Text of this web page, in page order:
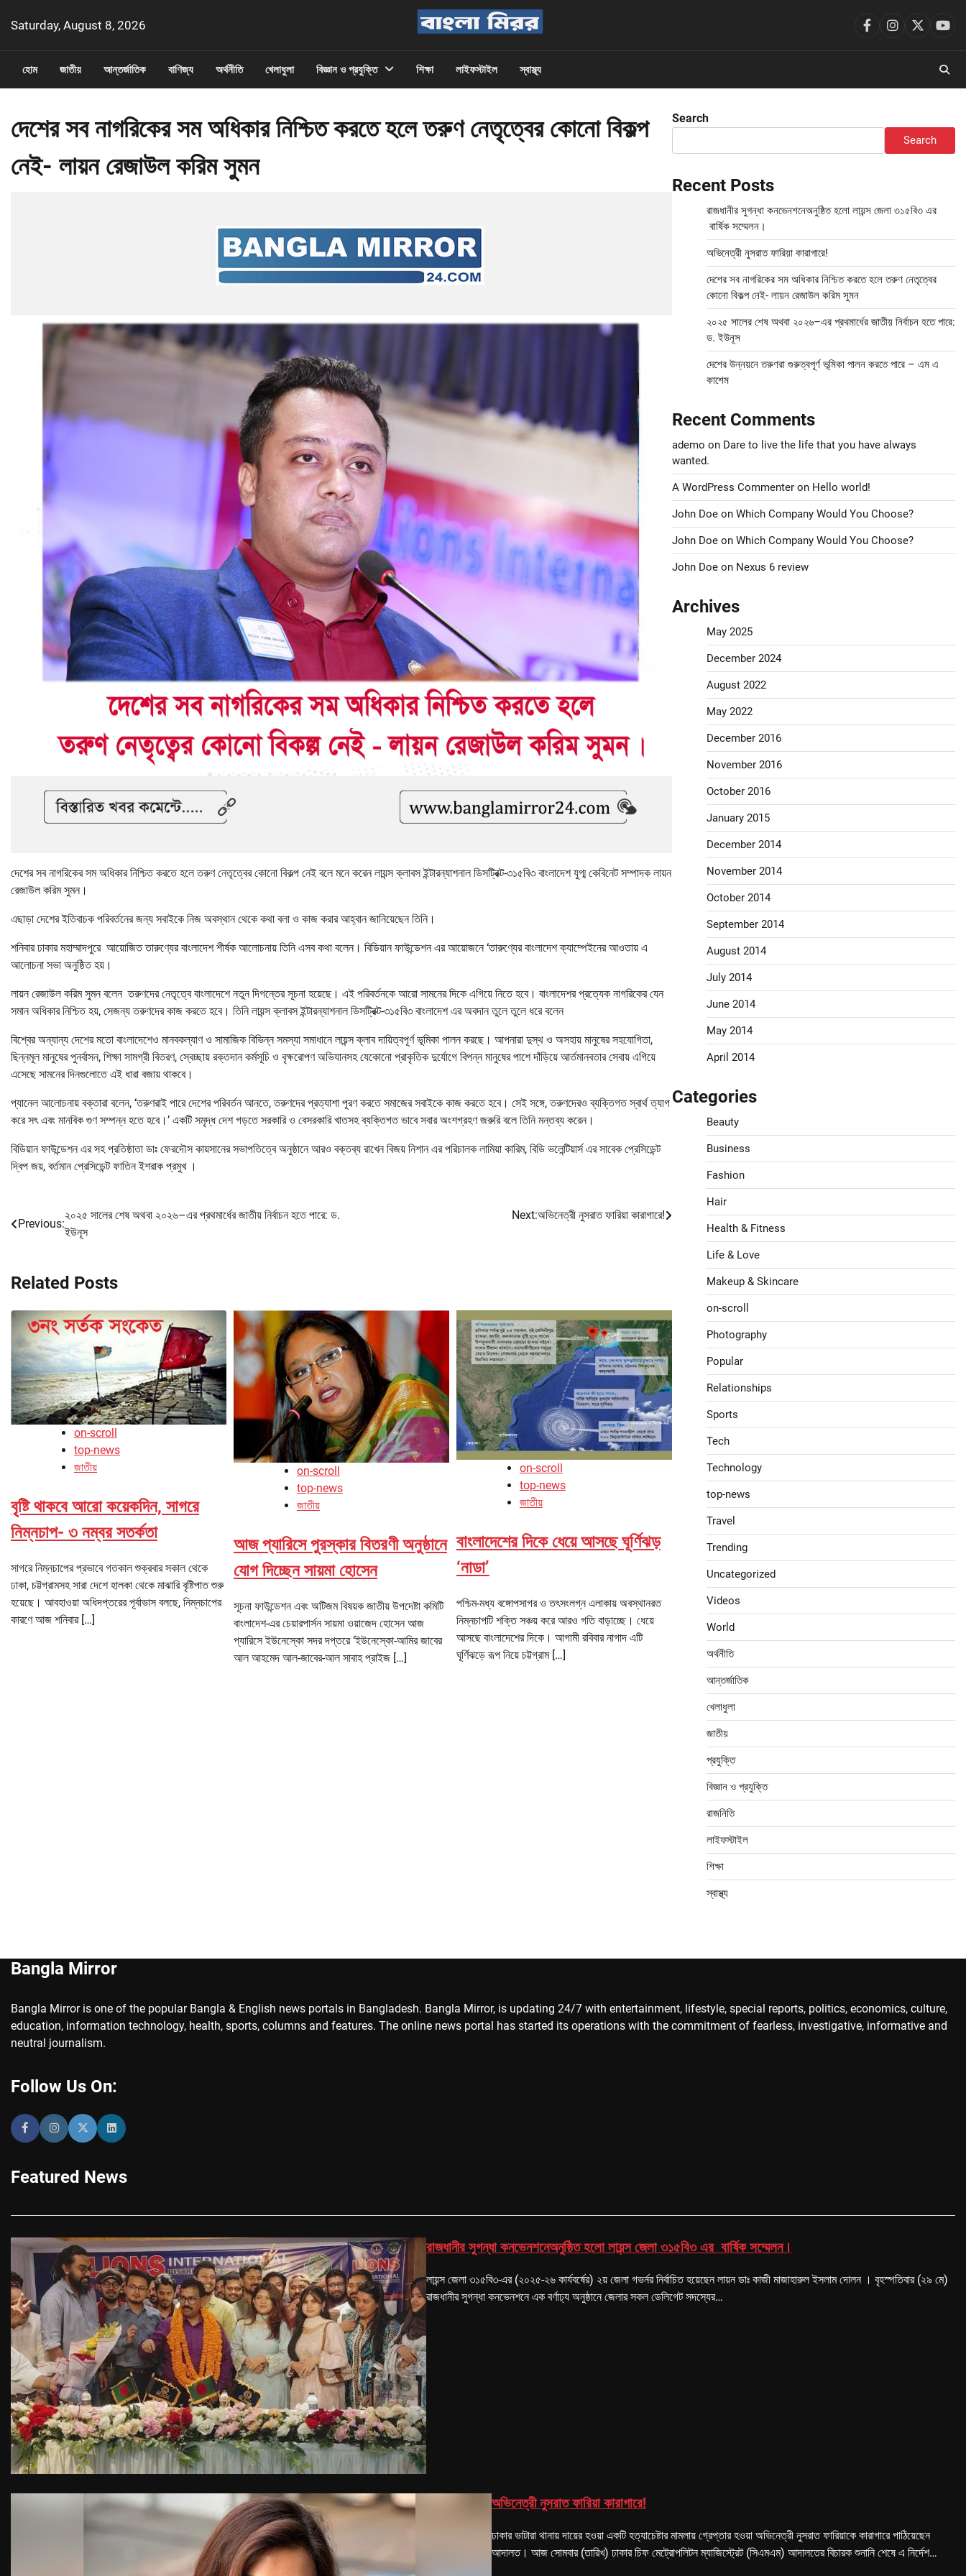
Saturday, August 8, 2026
facebookinstagram
twitter
হোম জাতীয় আন্তর্জাতিক বাণিজ্য অর্থনীতি খেলাধুলা বিজ্ঞান ও প্রযুক্তি শিক্ষা লাইফস্টাইল স্বাস্থ্য
দেশের সব নাগরিকের সম অধিকার নিশ্চিত করতে হলে তরুণ নেতৃত্বের কোনো বিকল্প
নেই- লায়ন রেজাউল করিম সুমন
দেশের সব নাগরিকের সম অধিকার নিশ্চিত করতে হলে তরুণ নেতৃত্বের কোনো বিকল্প নেই বলে মনে করেন লায়ন্স ক্লাবস ইন্টারন্যাশনাল ডিসট্রিক্ট-৩১৫বি৩ বাংলাদেশ যুগ্ম কেবিনেট সম্পাদক লায়ন
রেজাউল করিম সুমন।
এছাড়া দেশের ইতিবাচক পরিবর্তনের জন্য সবাইকে নিজ অবস্থান থেকে কথা বলা ও কাজ করার আহ্বান জানিয়েছেন তিনি।
শনিবার ঢাকার মহাম্মাদপুরে আয়োজিত তারুণ্যের বাংলাদেশ শীর্ষক আলোচনায় তিনি এসব কথা বলেন। বিডিয়ান ফাউন্ডেশন এর আয়োজনে ‘তারুণ্যের বাংলাদেশ ক্যাম্পেইনের আওতায় এ
আলোচনা সভা অনুষ্ঠিত হয়।
লায়ন রেজাউল করিম সুমন বলেন তরুণদের নেতৃত্বে বাংলাদেশে নতুন দিগন্তের সূচনা হয়েছে। এই পরিবর্তনকে আরো সামনের দিকে এগিয়ে নিতে হবে। বাংলাদেশর প্রত্যেক নাগরিকের যেন
সমান অধিকার নিশ্চিত হয়, সেজন্য তরুণদের কাজ করতে হবে। তিনি লায়ন্স ক্লাবস ইন্টারন্যাশনাল ডিসট্রিক্ট-৩১৫বি৩ বাংলাদেশ এর অবদান তুলে তুলে ধরে বলেন
বিশ্বের অন্যান্য দেশের মতো বাংলাদেশেও মানবকল্যাণ ও সামাজিক বিভিন্ন সমস্যা সমাধানে লায়ন্স ক্লাব দায়িত্বপূর্ণ ভূমিকা পালন করছে। আপনারা দুস্থ ও অসহায় মানুষের সহযোগিতা,
ছিন্নমূল মানুষের পুনর্বাসন, শিক্ষা সামগ্রী বিতরণ, স্বেচ্ছায় রক্তদান কর্মসূচি ও বৃক্ষরোপণ অভিযানসহ যেকোনো প্রাকৃতিক দুর্যোগে বিপন্ন মানুষের পাশে দাঁড়িয়ে আর্তমানবতার সেবায় এগিয়ে
এসেছে সামনের দিনগুলোতে এই ধারা বজায় থাকবে।
প্যানেল আলোচনায় বক্তারা বলেন, ‘তরুণরাই পারে দেশের পরিবর্তন আনতে, তরুণদের প্রত্যাশা পূরণ করতে সমাজের সবাইকে কাজ করতে হবে। সেই সঙ্গে, তরুণদেরও ব্যক্তিগত স্বার্থ ত্যাগ
করে সৎ এবং মানবিক গুণ সম্পন্ন হতে হবে।’ একটি সমৃদ্ধ দেশ গড়তে সরকারি ও বেসরকারি খাতসহ ব্যক্তিগত ভাবে সবার অংশগ্রহণ জরুরি বলে তিনি মন্তব্য করেন।
বিডিয়ান ফাউন্ডেশন এর সহ প্রতিষ্ঠাতা ডাঃ ফেরদৌস কায়সানের সভাপতিত্বে অনুষ্ঠানে আরও বক্তব্য রাখেন বিজয় নিশান এর পরিচালক লামিয়া কারিম, বিডি ভলেন্টিয়ার্স এর সাবেক প্রেসিডেন্ট
দ্বিপ জয়, বর্তমান প্রেসিডেন্ট ফাতিন ইশরাক প্রমুখ ।
Post
navigation
Previous:
২০২৫ সালের শেষ অথবা ২০২৬–এর প্রথমার্ধের জাতীয় নির্বাচন হতে পারে: ড.
ইউনূস
Next:অভিনেত্রী নুসরাত ফারিয়া কারাগারে!
Related Posts
on-scroll
top-news
জাতীয়
বৃৃষ্টি থাকবে আরো কয়েকদিন, সাগরে
নিম্নচাপ- ৩ নম্বর সতর্কতা
সাগরে নিম্নচাপের প্রভাবে গতকাল শুক্রবার সকাল থেকে
ঢাকা, চট্টগ্রামসহ সারা দেশে হালকা থেকে মাঝারি বৃষ্টিপাত শুরু
হয়েছে। আবহাওয়া অধিদপ্তরের পূর্বাভাস বলছে, নিম্নচাপের
কারণে আজ শনিবার […]
on-scroll
top-news
জাতীয়
আজ প্যারিসে পুরস্কার বিতরণী অনুষ্ঠানে
যোগ দিচ্ছেন সায়মা হোসেন
সূচনা ফাউন্ডেশন এবং অটিজম বিষয়ক জাতীয় উপদেষ্টা কমিটি
বাংলাদেশ-এর চেয়ারপার্সন সায়মা ওয়াজেদ হোসেন আজ
প্যারিসে ইউনেস্কো সদর দপ্তরে ‘ইউনেস্কো-আমির জাবের
আল আহমেদ আল-জাবের-আল সাবাহ প্রাইজ […]
on-scroll
top-news
জাতীয়
বাংলাদেশের দিকে ধেয়ে আসছে ঘূর্ণিঝড়
‘নাডা’
পশ্চিম-মধ্য বঙ্গোপসাগর ও তৎসংলগ্ন এলাকায় অবস্থানরত
নিম্নচাপটি শক্তি সঞ্চয় করে আরও গতি বাড়াচ্ছে। ধেয়ে
আসছে বাংলাদেশের দিকে। আগামী রবিবার নাগাদ এটি
ঘূর্ণিঝড়ে রূপ নিয়ে চট্টগ্রাম […]
Search
Search
Recent Posts
রাজধানীর সুগন্ধা কনভেনশনেঅনুষ্ঠিত হলো লায়ন্স জেলা ৩১৫বি৩ এর
বার্ষিক সম্মেলন।
অভিনেত্রী নুসরাত ফারিয়া কারাগারে!
দেশের সব নাগরিকের সম অধিকার নিশ্চিত করতে হলে তরুণ নেতৃত্বের
কোনো বিকল্প নেই- লায়ন রেজাউল করিম সুমন
২০২৫ সালের শেষ অথবা ২০২৬–এর প্রথমার্ধের জাতীয় নির্বাচন হতে পারে:
ড. ইউনূস
দেশের উন্নয়নে তরুণরা গুরুত্বপূর্ণ ভূমিকা পালন করতে পারে – এম এ
কাশেম
Recent Comments
ademo on Dare to live the life that you have always
wanted.
A WordPress Commenteron Hello world!
John Doeon Which Company Would You Choose?
John Doeon Which Company Would You Choose?
John Doeon Nexus 6 review
Archives
May 2025
December 2024
August 2022
May 2022
December 2016
November 2016
October 2016
January 2015
December 2014
November 2014
October 2014
September 2014
August 2014
July 2014
June 2014
May 2014
April 2014
Categories
Beauty
Business
Fashion
Hair
Health & Fitness
Life & Love
Makeup & Skincare
on-scroll
Photography
Popular
Relationships
Sports
Tech
Technology
top-news
Travel
Trending
Uncategorized
Videos
World
অর্থনীতি
আন্তর্জাতিক
খেলাধুলা
জাতীয়
প্রযুক্তি
বিজ্ঞান ও প্রযুক্তি
রাজনিতি
লাইফস্টাইল
শিক্ষা
স্বাস্থ্য
Bangla Mirror
Bangla Mirror is one of the popular Bangla & English news portals in Bangladesh. Bangla Mirror, is updating 24/7 with entertainment, lifestyle, special reports, politics, economics, culture,
education, information technology, health, sports, columns and features. The online news portal has started its operations with the commitment of fearless, investigative, informative and
neutral journalism.
Follow Us On:
Featured News
রাজধানীর সুগন্ধা কনভেনশনেঅনুষ্ঠিত হলো লায়ন্স জেলা ৩১৫বি৩ এর বার্ষিক সম্মেলন।
লায়ন্স জেলা ৩১৫বি৩-এর (২০২৫-২৬ কার্যবর্ষের) ২য় জেলা গভর্নর নির্বাচিত হয়েছেন লায়ন ডাঃ কাজী মাজাহারুল ইসলাম দোলন । বৃহস্পতিবার (২৯ মে)
রাজধানীর সুগন্ধা কনভেনশনে এক বর্ণাঢ্য অনুষ্ঠানে জেলার সকল ডেলিগেট সদস্যের…
অভিনেত্রী নুসরাত ফারিয়া কারাগারে!
ঢাকার ভাটারা থানায় দায়ের হওয়া একটি হত্যাচেষ্টার মামলায় গ্রেপ্তার হওয়া অভিনেত্রী নুসরাত ফারিয়াকে কারাগারে পাঠিয়েছেন
আদালত। আজ সোমবার (তারিখ) ঢাকার চিফ মেট্রোপলিটন ম্যাজিস্ট্রেট (সিএমএম) আদালতের বিচারক শুনানি শেষে এ নির্দেশ…